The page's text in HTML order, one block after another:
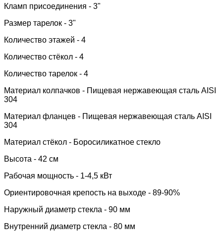
Кламп присоединения - 3"
Размер тарелок - 3"
Количество этажей - 4
Количество стёкол - 4
Количество тарелок - 4
Материал колпачков - Пищевая нержавеющая сталь AISI
304
Материал фланцев - Пищевая нержавеющая сталь AISI
304
Материал стёкол - Боросиликатное стекло
Высота - 42 см
Рабочая мощность - 1-4,5 кВт
Ориентировочная крепость на выходе - 89-90%
Наружный диаметр стекла - 90 мм
Внутренний диаметр стекла - 80 мм